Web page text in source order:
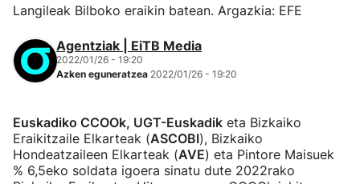
Langileak Bilboko eraikin batean. Argazkia: EFE
Agentziak | EiTB Media
2022/01/26 - 19:20
Azken eguneratzea 2022/01/26 - 19:20
Euskadiko CCOOk, UGT-Euskadik eta Bizkaiko
Eraikitzaile Elkarteak (ASCOBI), Bizkaiko
Hondeatzaileen Elkarteak (AVE) eta Pintore Maisuek
% 6,5eko soldata igoera sinatu dute 2022rako